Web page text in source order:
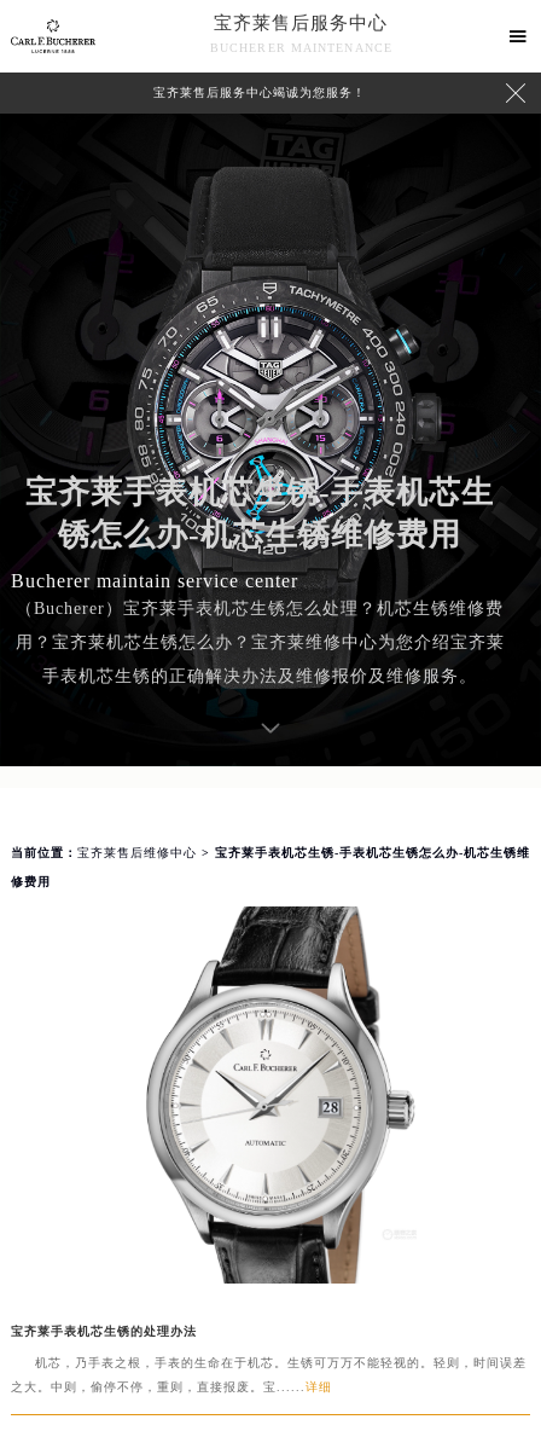
宝齐莱售后服务中心
BUCHERER MAINTENANCE

宝齐莱售后服务中心竭诚为您服务！ 
宝齐莱手表机芯生锈-手表机芯生
锈怎么办-机芯生锈维修费用
Bucherer maintain service center
（Bucherer）宝齐莱手表机芯生锈怎么处理？机芯生锈维修费
用？宝齐莱机芯生锈怎么办？宝齐莱维修中心为您介绍宝齐莱
手表机芯生锈的正确解决办法及维修报价及维修服务。
当前位置： 宝齐莱售后维修中心 > 宝齐莱手表机芯生锈-手表机芯生锈怎么办-机芯生锈维
修费用
宝齐莱手表机芯生锈的处理办法
机芯，乃手表之根，手表的生命在于机芯。生锈可万万不能轻视的。轻则，时间误差
之大。中则，偷停不停，重则，直接报废。宝......详细